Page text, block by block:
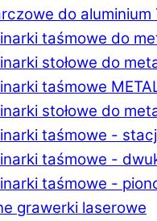
do aluminium
taśmowe do
stołowe do
taśmowe
stołowe do
taśmowe -
taśmowe -
taśmowe -
grawerki laserowe